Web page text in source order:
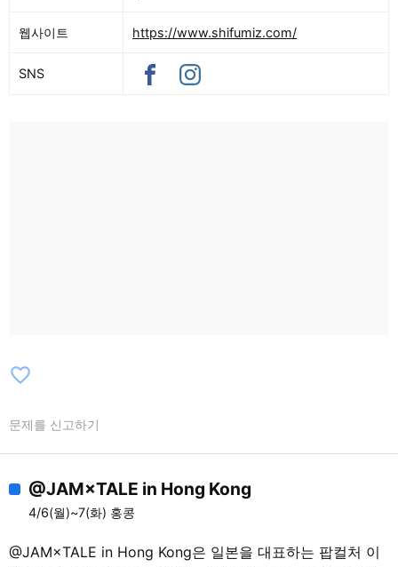
웹사이트 https://www.shifumiz.com/
SNS
favorite_border
문제를 신고하기
@JAM×TALE in Hong Kong
4/6(월)~7(화) 홍콩
@JAM×TALE in Hong Kong은 일본을 대표하는 팝컬처 이